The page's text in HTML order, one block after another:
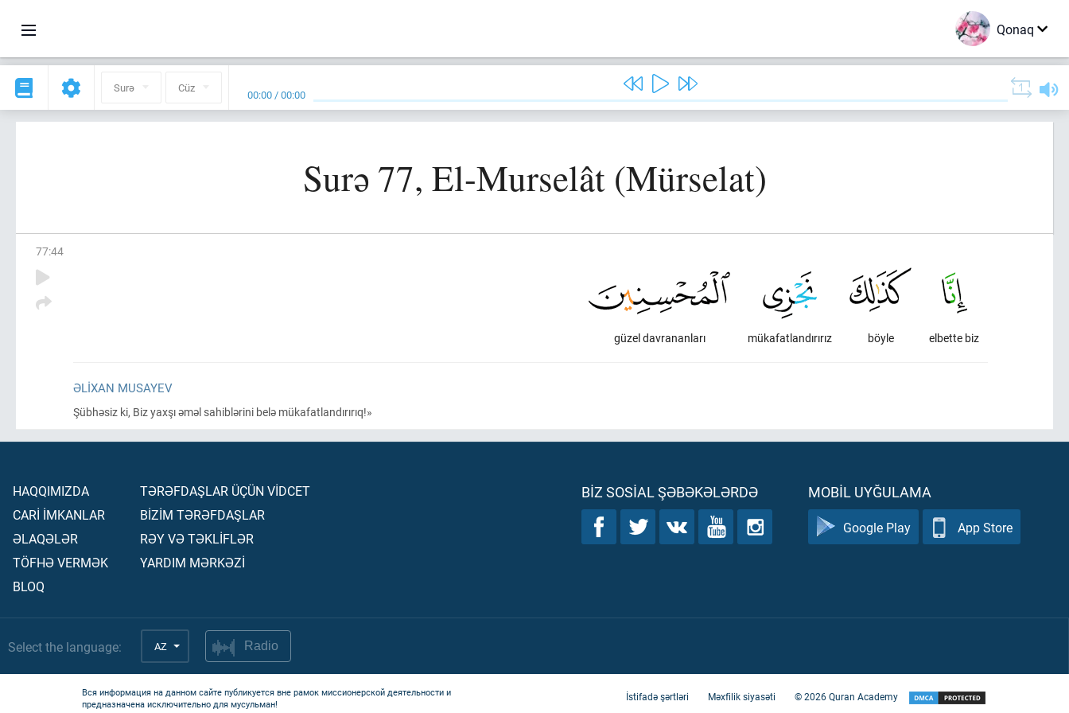
Qonaq
Surə Cüz 00:00 /00:00
Surə 77, El-Murselât (Mürselat)
77:44
elbette biz
böyle
mükafatlandırırız
güzel davrananları
ƏLIXAN MUSAYEV
Şübhəsiz ki, Biz yaxşı əməl sahiblərini belə mükafatlandırırıq!»
HAQQIMIZDA
CARİ İMKANLAR
ƏLAQƏLƏR
TÖFHƏ VERMƏK
BLOQ
TƏRƏFDAŞLAR ÜÇÜN VİDCET
BİZİM TƏRƏFDAŞLAR
RƏY VƏ TƏKLİFLƏR
YARDIM MƏRKƏZİ
BIZ SOSIAL ŞƏBƏKƏLƏRDƏ MOBIL UYĞULAMA
Google Play App Store
Select the language: AZ Radio
Вся информация на данном сайте публикуется вне рамок миссионерской деятельности и
предназначена исключительно для мусульман!
İstifadə şərtləri Məxfilik siyasəti ©2026Quran Academy